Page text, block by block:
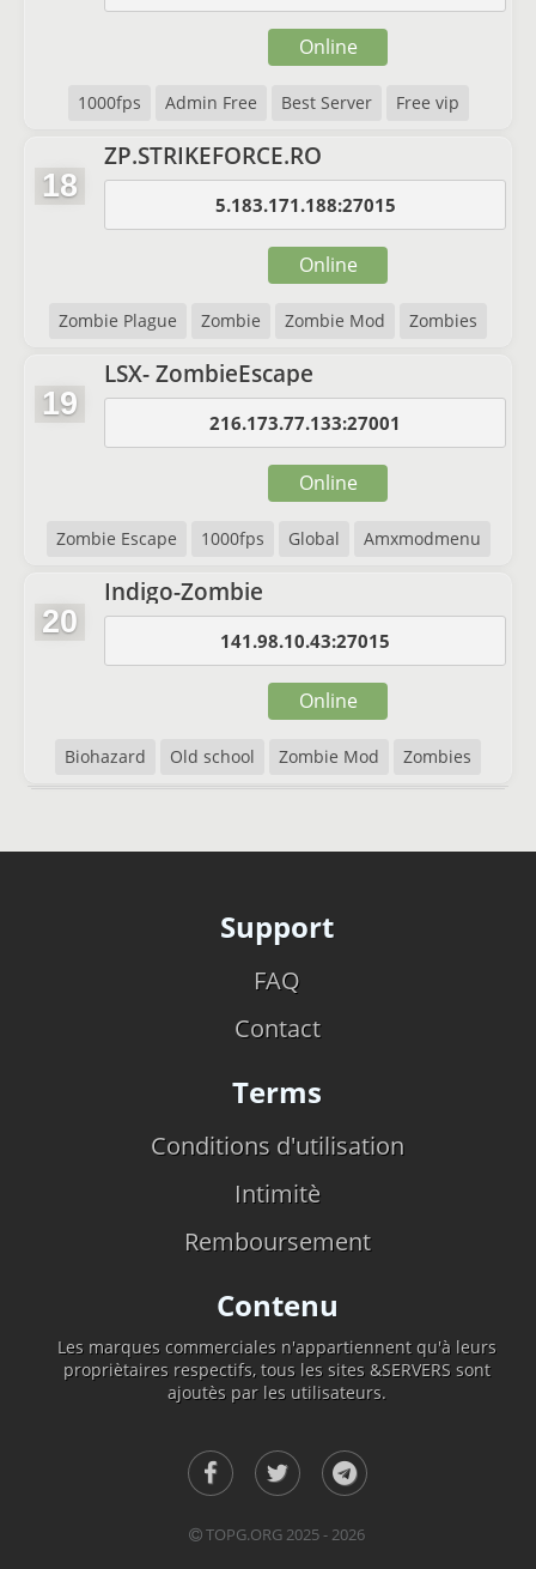
1000fps Admin Free Best Server Free vip
Online
18
ZP.STRIKEFORCE.RO
5.183.171.188:27015
Zombie Plague Zombie Zombie Mod Zombies
Online
19
LSX- ZombieEscape
216.173.77.133:27001
Zombie Escape 1000fps Global Amxmodmenu
Online
20
Indigo-Zombie
141.98.10.43:27015
Biohazard Old school Zombie Mod Zombies
Online
Support
FAQ
Contact
Terms
Conditions d'utilisation
Intimitè
Remboursement
Contenu
Les marques commerciales n'appartiennent qu'à leurs
propriètaires respectifs, tous les sites &SERVERS sont
ajoutès par les utilisateurs.
TOPG.ORG 2025 - 2026